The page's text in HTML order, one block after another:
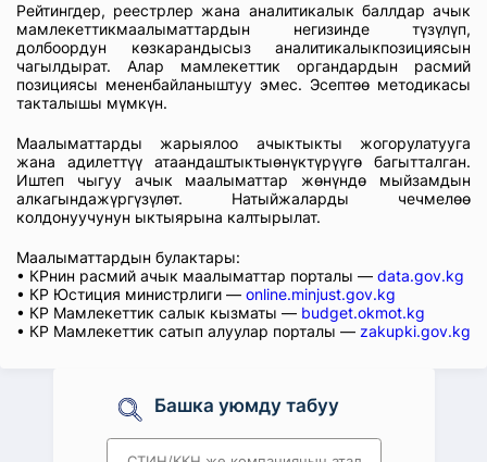
Рейтингдер, реестрлер жана аналитикалык баллдар ачык
мамлекеттикмаалыматтардын негизинде түзүлүп,
долбоордун көзкарандысыз аналитикалыкпозициясын
чагылдырат. Алар мамлекеттик органдардын расмий
позициясы мененбайланыштуу эмес. Эсептөө методикасы
такталышы мүмкүн.
Маалыматтарды жарыялоо ачыктыкты жогорулатууга
жана адилеттүү атаандаштыктыөнүктүрүүгө багытталган.
Иштеп чыгуу ачык маалыматтар жөнүндө мыйзамдын
алкагындажүргүзүлөт. Натыйжаларды чечмелөө
колдонуучунун ыктыярына калтырылат.
Маалыматтардын булактары:
• КРнин расмий ачык маалыматтар порталы — data.gov.kg
• КР Юстиция министрлиги — online.minjust.gov.kg
• КР Мамлекеттик салык кызматы — budget.okmot.kg
• КР Мамлекеттик сатып алуулар порталы — zakupki.gov.kg
Башка уюмду табуу